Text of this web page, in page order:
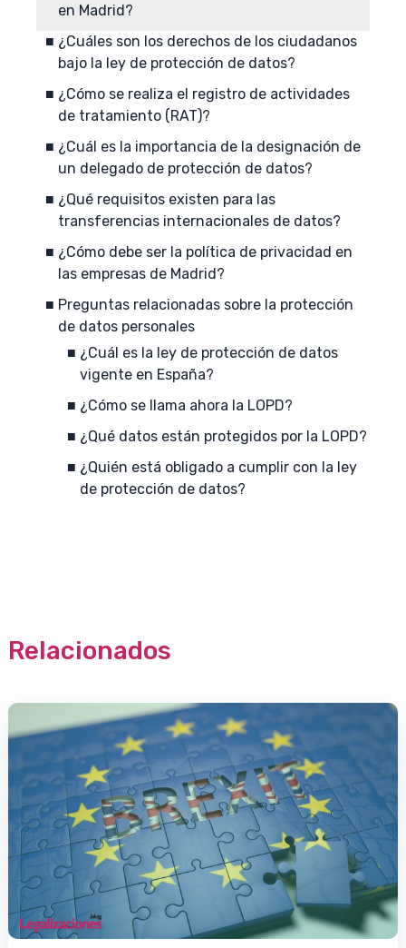
en Madrid?
¿Cuáles son los derechos de los ciudadanos
bajo la ley de protección de datos?
¿Cómo se realiza el registro de actividades
de tratamiento (RAT)?
¿Cuál es la importancia de la designación de
un delegado de protección de datos?
¿Qué requisitos existen para las
transferencias internacionales de datos?
¿Cómo debe ser la política de privacidad en
las empresas de Madrid?
Preguntas relacionadas sobre la protección
de datos personales
¿Cuál es la ley de protección de datos
vigente en España?
¿Cómo se llama ahora la LOPD?
¿Qué datos están protegidos por la LOPD?
¿Quién está obligado a cumplir con la ley
de protección de datos?
Relacionados